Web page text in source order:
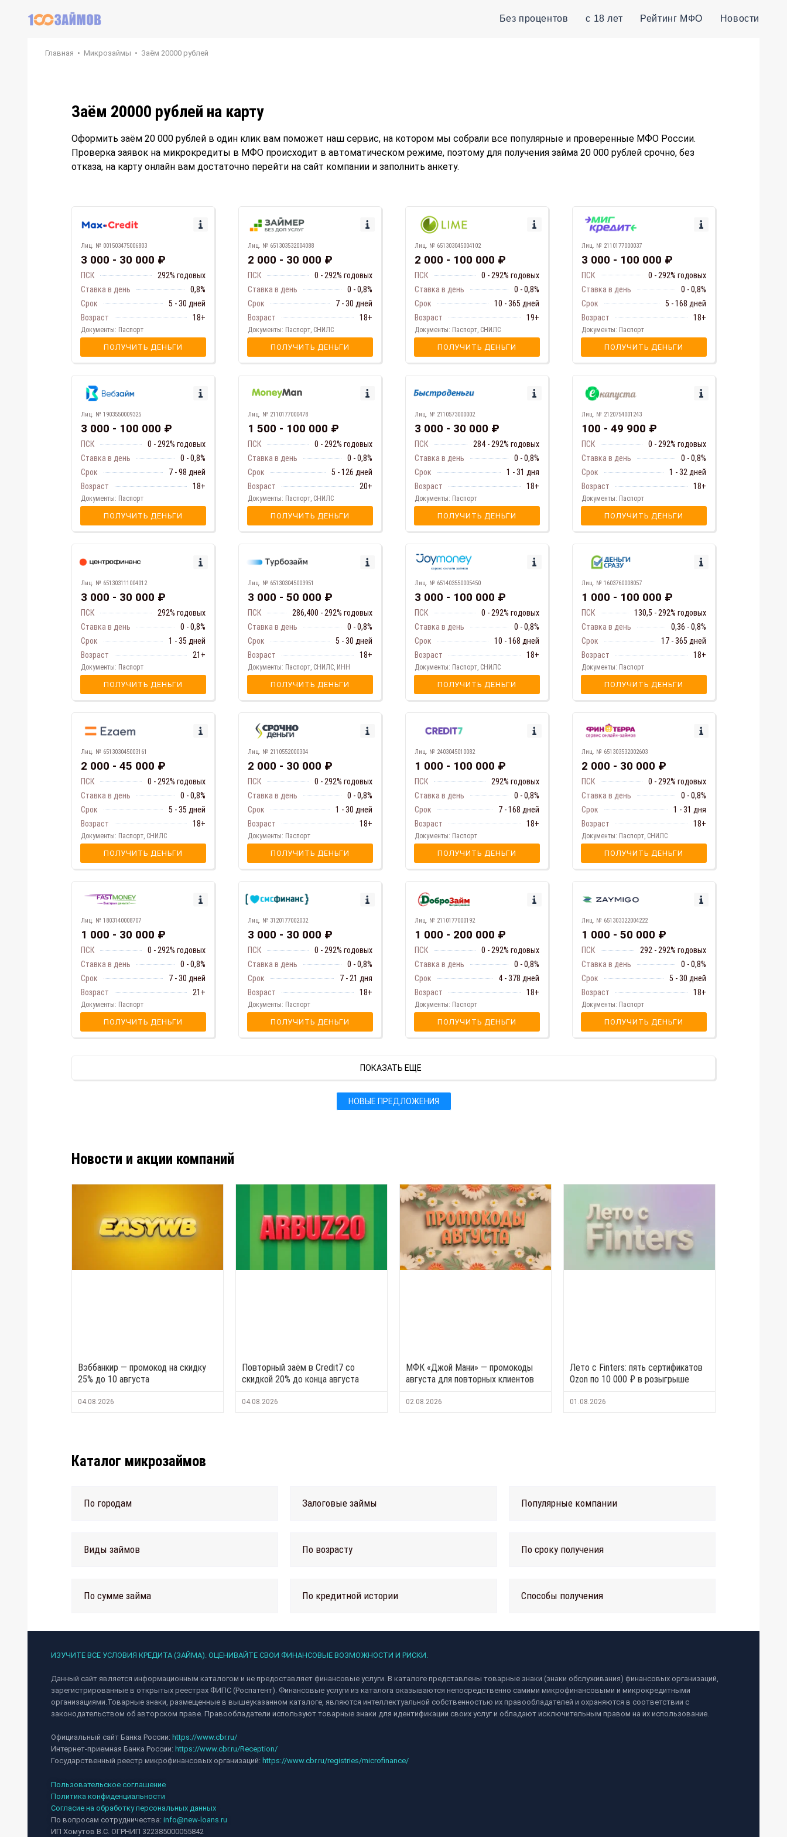
Без процентов с 18 лет Рейтинг МФО Новости
Главная • Микрозаймы • Заём 20000 рублей
Заём 20000 рублей на карту
Оформить заём 20 000 рублей в один клик вам поможет наш сервис, на котором мы собрали все популярные и проверенные МФО России.
Проверка заявок на микрокредиты в МФО происходит в автоматическом режиме, поэтому для получения займа 20 000 рублей срочно, без
отказа, на карту онлайн вам достаточно перейти на сайт компании и заполнить анкету.
Лиц. № 001503475006803
3 000 - 30 000 ₽
ПСК
292% годовых
Ставка в день
0,8%
Срок
5 - 30 дней
Возраст
18+
Документы: Паспорт
ПОЛУЧИТЬ ДЕНЬГИ
Лиц. № 651303532004088
2 000 - 30 000 ₽
ПСК
0 - 292% годовых
Ставка в день
0 - 0,8%
Срок
7 - 30 дней
Возраст
18+
Документы: Паспорт, СНИЛС
ПОЛУЧИТЬ ДЕНЬГИ
Лиц. № 651303045004102
2 000 - 100 000 ₽
ПСК
0 - 292% годовых
Ставка в день
0 - 0,8%
Срок
10 - 365 дней
Возраст
19+
Документы: Паспорт, СНИЛС
ПОЛУЧИТЬ ДЕНЬГИ
Лиц. № 2110177000037
3 000 - 100 000 ₽
ПСК
0 - 292% годовых
Ставка в день
0 - 0,8%
Срок
5 - 168 дней
Возраст
18+
Документы: Паспорт
ПОЛУЧИТЬ ДЕНЬГИ
Лиц. № 1903550009325
3 000 - 100 000 ₽
ПСК
0 - 292% годовых
Ставка в день
0 - 0,8%
Срок
7 - 98 дней
Возраст
18+
Документы: Паспорт
ПОЛУЧИТЬ ДЕНЬГИ
Лиц. № 2110177000478
1 500 - 100 000 ₽
ПСК
0 - 292% годовых
Ставка в день
0 - 0,8%
Срок
5 - 126 дней
Возраст
20+
Документы: Паспорт, СНИЛС
ПОЛУЧИТЬ ДЕНЬГИ
Лиц. № 2110573000002
3 000 - 30 000 ₽
ПСК
284 - 292% годовых
Ставка в день
0 - 0,8%
Срок
1 - 31 дня
Возраст
18+
Документы: Паспорт
ПОЛУЧИТЬ ДЕНЬГИ
Лиц. № 2120754001243
100 - 49 900 ₽
ПСК
0 - 292% годовых
Ставка в день
0 - 0,8%
Срок
1 - 32 дней
Возраст
18+
Документы: Паспорт
ПОЛУЧИТЬ ДЕНЬГИ
Лиц. № 651303111004012
3 000 - 30 000 ₽
ПСК
292% годовых
Ставка в день
0 - 0,8%
Срок
1 - 35 дней
Возраст
21+
Документы: Паспорт
ПОЛУЧИТЬ ДЕНЬГИ
Лиц. № 651303045003951
3 000 - 50 000 ₽
ПСК
286,400 - 292% годовых
Ставка в день
0 - 0,8%
Срок
5 - 30 дней
Возраст
18+
Документы: Паспорт, СНИЛС, ИНН
ПОЛУЧИТЬ ДЕНЬГИ
Лиц. № 651403550005450
3 000 - 100 000 ₽
ПСК
0 - 292% годовых
Ставка в день
0 - 0,8%
Срок
10 - 168 дней
Возраст
18+
Документы: Паспорт, СНИЛС
ПОЛУЧИТЬ ДЕНЬГИ
Лиц. № 1603760008057
1 000 - 100 000 ₽
ПСК
130,5 - 292% годовых
Ставка в день
0,36 - 0,8%
Срок
17 - 365 дней
Возраст
18+
Документы: Паспорт
ПОЛУЧИТЬ ДЕНЬГИ
Лиц. № 651303045003161
2 000 - 45 000 ₽
ПСК
0 - 292% годовых
Ставка в день
0 - 0,8%
Срок
5 - 35 дней
Возраст
18+
Документы: Паспорт, СНИЛС
ПОЛУЧИТЬ ДЕНЬГИ
Лиц. № 2110552000304
2 000 - 30 000 ₽
ПСК
0 - 292% годовых
Ставка в день
0 - 0,8%
Срок
1 - 30 дней
Возраст
18+
Документы: Паспорт
ПОЛУЧИТЬ ДЕНЬГИ
Лиц. № 2403045010082
1 000 - 100 000 ₽
ПСК
292% годовых
Ставка в день
0 - 0,8%
Срок
7 - 168 дней
Возраст
18+
Документы: Паспорт
ПОЛУЧИТЬ ДЕНЬГИ
Лиц. № 651303532002603
2 000 - 30 000 ₽
ПСК
0 - 292% годовых
Ставка в день
0 - 0,8%
Срок
1 - 31 дня
Возраст
18+
Документы: Паспорт, СНИЛС
ПОЛУЧИТЬ ДЕНЬГИ
Лиц. № 1803140008707
1 000 - 30 000 ₽
ПСК
0 - 292% годовых
Ставка в день
0 - 0,8%
Срок
7 - 30 дней
Возраст
21+
Документы: Паспорт
ПОЛУЧИТЬ ДЕНЬГИ
Лиц. № 3120177002032
3 000 - 30 000 ₽
ПСК
0 - 292% годовых
Ставка в день
0 - 0,8%
Срок
7 - 21 дня
Возраст
18+
Документы: Паспорт
ПОЛУЧИТЬ ДЕНЬГИ
Лиц. № 2110177000192
1 000 - 200 000 ₽
ПСК
0 - 292% годовых
Ставка в день
0 - 0,8%
Срок
4 - 378 дней
Возраст
18+
Документы: Паспорт
ПОЛУЧИТЬ ДЕНЬГИ
Лиц. № 651303322004222
1 000 - 50 000 ₽
ПСК
292 - 292% годовых
Ставка в день
0 - 0,8%
Срок
5 - 30 дней
Возраст
18+
Документы: Паспорт
ПОЛУЧИТЬ ДЕНЬГИ
ПОКАЗАТЬ ЕЩЕ
НОВЫЕ ПРЕДЛОЖЕНИЯ
Новости и акции компаний
Вэббанкир — промокод на скидку
25% до 10 августа
04.08.2026
Повторный заём в Credit7 со
скидкой 20% до конца августа
04.08.2026
МФК «Джой Мани» — промокоды
августа для повторных клиентов
02.08.2026
Лето с Finters: пять сертификатов
Ozon по 10 000 ₽ в розыгрыше
01.08.2026
Каталог микрозаймов
По городам
Виды займов
По сумме займа
Залоговые займы
По возрасту
По кредитной истории
Популярные компании
По сроку получения
Способы получения
ИЗУЧИТЕ ВСЕ УСЛОВИЯ КРЕДИТА (ЗАЙМА). ОЦЕНИВАЙТЕ СВОИ ФИНАНСОВЫЕ ВОЗМОЖНОСТИ И РИСКИ.
Данный сайт является информационным каталогом и не предоставляет финансовые услуги. В каталоге представлены товарные знаки (знаки обслуживания) финансовых организаций,
зарегистрированные в открытых реестрах ФИПС (Роспатент). Финансовые услуги из каталога оказываются непосредственно самими микрофинансовыми и микрокредитными
организациями.Товарные знаки, размещенные в вышеуказанном каталоге, являются интеллектуальной собственностью их правообладателей и охраняются в соответствии с
законодательством об авторском праве. Правообладатели используют товарные знаки для идентификации своих услуг и обладают исключительным правом на их использование.
Официальный сайт Банка России: https://www.cbr.ru/
Интернет-приемная Банка России: https://www.cbr.ru/Reception/
Государственный реестр микрофинансовых организаций: https://www.cbr.ru/registries/microfinance/
Пользовательское соглашение
Политика конфиденциальности
Согласие на обработку персональных данных
По вопросам сотрудничества: info@new-loans.ru
ИП Хомутов В.С. ОГРНИП 322385000055842